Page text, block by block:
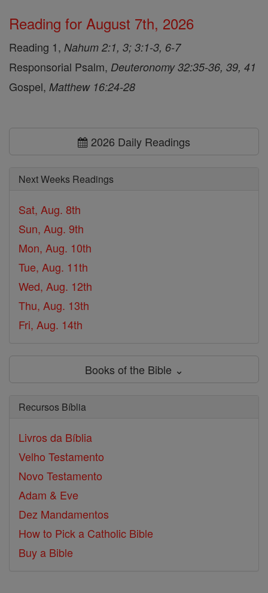
Reading for August 7th, 2026
Reading 1, Nahum 2:1, 3; 3:1-3, 6-7
Responsorial Psalm, Deuteronomy 32:35-36, 39, 41
Gospel, Matthew 16:24-28
2026 Daily Readings
Next Weeks Readings
Sat, Aug. 8th
Sun, Aug. 9th
Mon, Aug. 10th
Tue, Aug. 11th
Wed, Aug. 12th
Thu, Aug. 13th
Fri, Aug. 14th
Books of the Bible ⌄
Recursos Bíblia
Livros da Bíblia
Velho Testamento
Novo Testamento
Adam & Eve
Dez Mandamentos
How to Pick a Catholic Bible
Buy a Bible